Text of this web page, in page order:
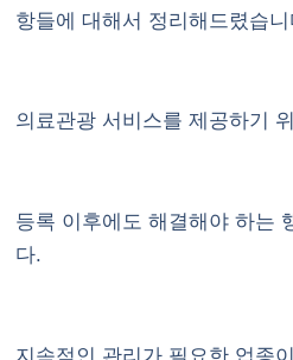
항들에 대해서 정리해드렸습니
의료관광 서비스를 제공하기
등록 이후에도 해결해야 하는
다.